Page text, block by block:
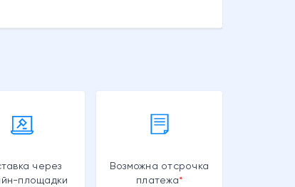
через
площадки
Возможна отсрочка
платежа